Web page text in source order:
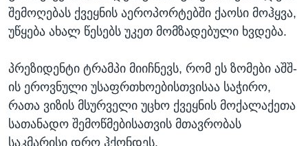
შემოღებას ქვეყნის აეროპორტებში ქაოსი მოჰყვა,
უწყება ახალ წესებს უკეთ მომზადებული ხვდება.
პრეზიდენტი ტრამპი მიიჩნევს, რომ ეს ზომები აშშ-
ის ეროვნული უსაფრთხოებისთვისაა საჭირო,
რათა ვიზის მსურველი უცხო ქვეყნის მოქალაქეთა
სათანადო შემოწმებისათვის მთავრობას
საკმარისი დრო ჰქონდეს.